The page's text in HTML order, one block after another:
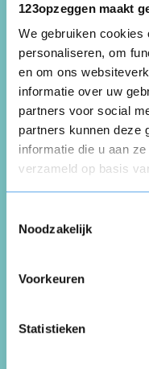
123opzeggen maakt
We gebruiken cookies
personaliseren, om
en om ons
informatie over uw
partners voor social
partners kunnen deze
informatie die u aan
verzameld op basis
Noodzakelijk
Voorkeuren
Statistieken
Mevr is verhuisd
0 (0 like)